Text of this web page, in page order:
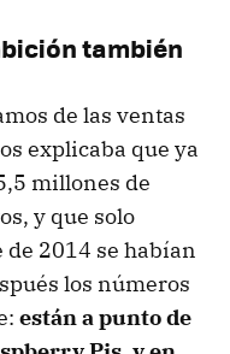
también
de las ventas
explicaba que ya
millones de
y que solo
2014 se habían
los números
están a punto de